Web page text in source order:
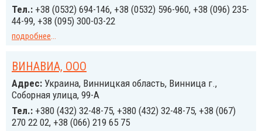
Тел.: +38 (0532) 694-146, +38 (0532) 596-960, +38 (096) 235-
44-99, +38 (095) 300-03-22
подробнее...
ВИНАВИА, ООО
Адрес: Украина, Винницкая область, Винница г.,
Соборная улица, 99-А
Тел.: +380 (432) 32-48-75, +380 (432) 32-48-75, +38 (067)
270 22 02, +38 (066) 219 65 75